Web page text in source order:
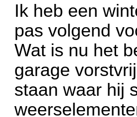
Ik heb een
pas volgend
Wat is nu het
garage
staan waar hij